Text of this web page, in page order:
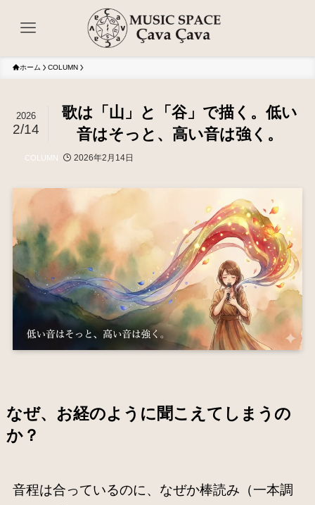
ホーム COLUMN
歌は「山」と「谷」で描く。低い
音はそっと、高い音は強く。
2026
2/14
COLUMN 2026年2月14日
なぜ、お経のように聞こえてしまうの
か？
音程は合っているのに、なぜか棒読み（一本調